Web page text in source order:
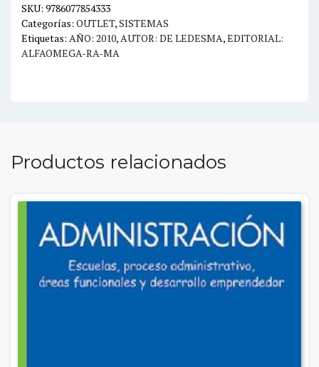
SKU: 9786077854333
Categorías: OUTLET,SISTEMAS
Etiquetas: AÑO: 2010, AUTOR: DE LEDESMA,EDITORIAL:
ALFAOMEGA-RA-MA
Productos relacionados